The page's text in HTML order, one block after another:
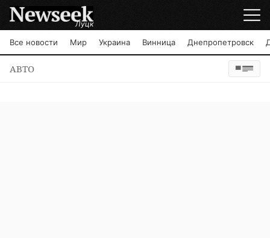
Луцк
Все новости Мир Украина Винница Днепропетровск
АВТО